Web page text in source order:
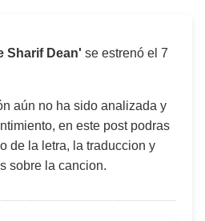
Sharif Dean' se estrenó el 7
aún no ha sido analizada y
en este post podras
de la letra, la traduccion y
sobre la cancion.